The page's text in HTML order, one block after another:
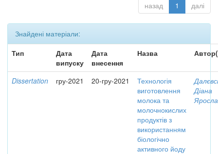
назад 1 далі
Знайдені матеріали:
Тип
Дата
випуску
Дата
внесення
Назва
Dissertation гру-2021 20-гру-2021
Технологія
виготовлення
молока та
молочнокислих
продуктів з
використанням
біологічно
активного йоду
Діана